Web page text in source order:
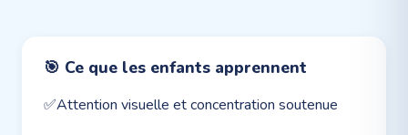
🎯 Ce que les enfants apprennent
✅Attention visuelle et concentration soutenue